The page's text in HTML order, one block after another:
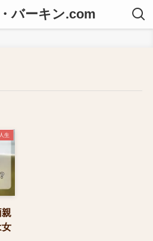
バーキン.com
人生
女